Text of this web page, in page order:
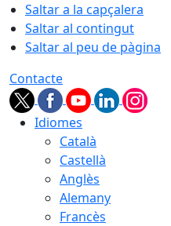
Saltar a la capçalera
Saltar al contingut
Saltar al peu de pàgina
Contacte
Idiomes
Català
Castellà
Anglès
Alemany
Francès